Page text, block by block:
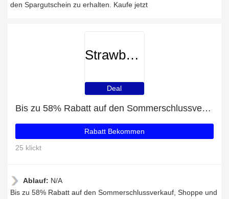
den Spargutschein zu erhalten. Kaufe jetzt
StrawberryNET
Deal
Bis zu 58% Rabatt auf den Sommerschlussverkauf
Rabatt Bekommen
25 klickt
Ablauf: N/A
Bis zu 58% Rabatt auf den Sommerschlussverkauf, Shoppe und